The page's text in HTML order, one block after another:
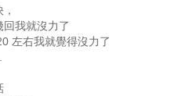
我就沒力了
左右我就覺得沒力了